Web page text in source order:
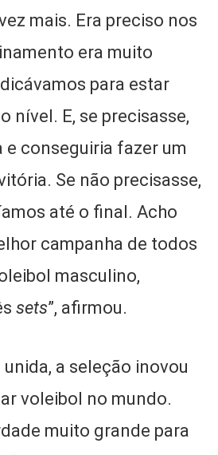
mais. Era preciso nos
era muito
para estar
nível. E, se precisasse,
e conseguiria fazer um
Se não precisasse,
até o final. Acho
campanha de todos
masculino,
sets”, afirmou.
a seleção inovou
voleibol no mundo.
muito grande para